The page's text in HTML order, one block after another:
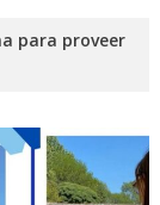
para proveer